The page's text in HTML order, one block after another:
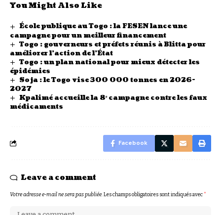
You Might Also Like
École publique au Togo : la FESEN lance une
campagne pour un meilleur financement
Togo : gouverneurs et préfets réunis à Blitta pour
améliorer l’action de l’État
Togo : un plan national pour mieux détecter les
épidémies
Soja : le Togo vise 300 000 tonnes en 2026-
2027
Kpalimé accueille la 8ᵉ campagne contre les faux
médicaments
Facebook
Leave a comment
Votre adresse e-mail ne sera pas publiée.Les champs obligatoires sont indiqués avec*